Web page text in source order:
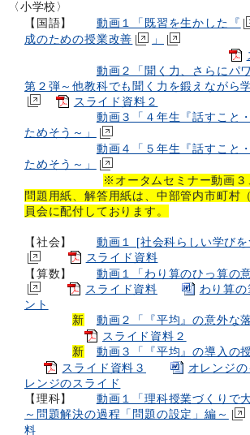
〈小学校〉
【国語】 動画１「既習を生かした『
成のための授業改善
」
動画２「聞く力、さらにパ
第２弾～他教科でも聞く力を鍛えながら
スライド資料２
動画３「４年生『話すこと
ためそう～」
動画４「５年生『話すこと
ためそう～」
※オータムセミナー動画３
問題用紙、解答用紙は、中部管内市町村
員会に配付しております。
【社会】 動画１ [社会科らしい学びを
スライド資料
【算数】 動画１「わり算のひっ算の
スライド資料
わり算の
ント
新
動画２「『平均』の意外な
スライド資料２
新
動画３「『平均』の導入の
スライド資料３
オレンジの
レンジのスライド
【理科】 動画１「理科授業づくりで
～問題解決の過程「問題の設定」編～
料